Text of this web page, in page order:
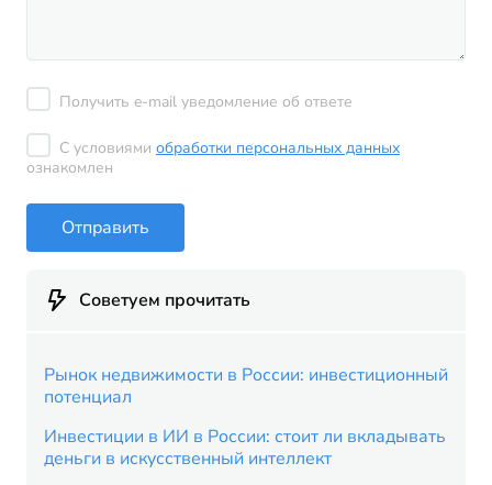
Получить e-mail уведомление об ответе
С условиями обработки персональных данных
ознакомлен
Отправить
Советуем прочитать
Рынок недвижимости в России: инвестиционный
потенциал
Инвестиции в ИИ в России: стоит ли вкладывать
деньги в искусственный интеллект